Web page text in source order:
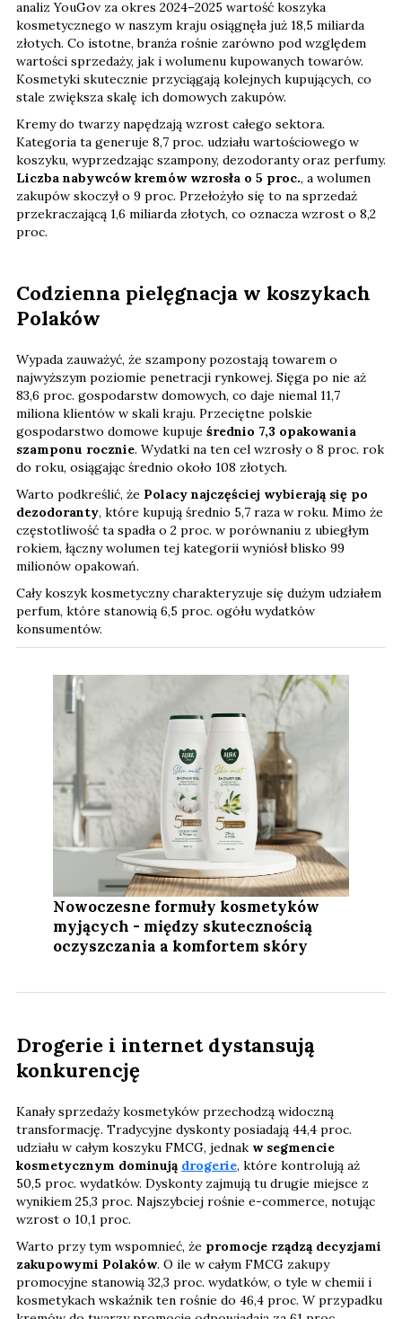
analiz YouGov za okres 2024–2025 wartość koszyka
kosmetycznego w naszym kraju osiągnęła już 18,5 miliarda
złotych. Co istotne, branża rośnie zarówno pod względem
wartości sprzedaży, jak i wolumenu kupowanych towarów.
Kosmetyki skutecznie przyciągają kolejnych kupujących, co
stale zwiększa skalę ich domowych zakupów.
Kremy do twarzy napędzają wzrost całego sektora.
Kategoria ta generuje 8,7 proc. udziału wartościowego w
koszyku, wyprzedzając szampony, dezodoranty oraz perfumy.
Liczba nabywców kremów wzrosła o 5 proc., a wolumen
zakupów skoczył o 9 proc. Przełożyło się to na sprzedaż
przekraczającą 1,6 miliarda złotych, co oznacza wzrost o 8,2
proc.
Codzienna pielęgnacja w koszykach
Polaków
Wypada zauważyć, że szampony pozostają towarem o
najwyższym poziomie penetracji rynkowej. Sięga po nie aż
83,6 proc. gospodarstw domowych, co daje niemal 11,7
miliona klientów w skali kraju. Przeciętne polskie
gospodarstwo domowe kupuje średnio 7,3 opakowania
szamponu rocznie. Wydatki na ten cel wzrosły o 8 proc. rok
do roku, osiągając średnio około 108 złotych.
Warto podkreślić, że Polacy najczęściej wybierają się po
dezodoranty, które kupują średnio 5,7 raza w roku. Mimo że
częstotliwość ta spadła o 2 proc. w porównaniu z ubiegłym
rokiem, łączny wolumen tej kategorii wyniósł blisko 99
milionów opakowań.
Cały koszyk kosmetyczny charakteryzuje się dużym udziałem
perfum, które stanowią 6,5 proc. ogółu wydatków
konsumentów.
Nowoczesne formuły kosmetyków
myjących - między skutecznością
oczyszczania a komfortem skóry
Drogerie i internet dystansują
konkurencję
Kanały sprzedaży kosmetyków przechodzą widoczną
transformację. Tradycyjne dyskonty posiadają 44,4 proc.
udziału w całym koszyku FMCG, jednak w segmencie
kosmetycznym dominują drogerie, które kontrolują aż
50,5 proc. wydatków. Dyskonty zajmują tu drugie miejsce z
wynikiem 25,3 proc. Najszybciej rośnie e-commerce, notując
wzrost o 10,1 proc.
Warto przy tym wspomnieć, że promocje rządzą decyzjami
zakupowymi Polaków. O ile w całym FMCG zakupy
promocyjne stanowią 32,3 proc. wydatków, o tyle w chemii i
kosmetykach wskaźnik ten rośnie do 46,4 proc. W przypadku